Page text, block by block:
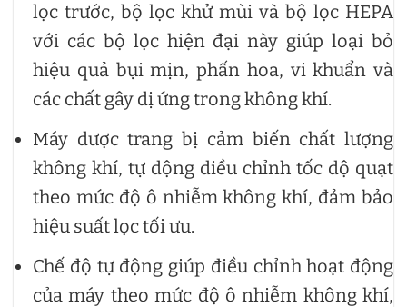
lọc trước, bộ lọc khử mùi và bộ lọc HEPA
với các bộ lọc hiện đại này giúp loại bỏ
hiệu quả bụi mịn, phấn hoa, vi khuẩn và
các chất gây dị ứng trong không khí.
Máy được trang bị cảm biến chất lượng
không khí, tự động điều chỉnh tốc độ quạt
theo mức độ ô nhiễm không khí, đảm bảo
hiệu suất lọc tối ưu.
Chế độ tự động giúp điều chỉnh hoạt động
của máy theo mức độ ô nhiễm không khí,